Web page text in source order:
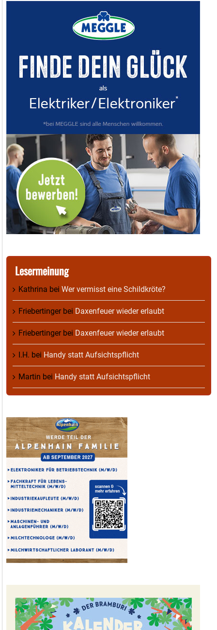
Lesermeinung
Kathrina bei Wer vermisst eine Schildkröte?
Friebertingerbei Daxenfeuer wieder erlaubt
Friebertingerbei Daxenfeuer wieder erlaubt
I.H. bei Handy statt Aufsichtspflicht
Martin bei Handy statt Aufsichtspflicht